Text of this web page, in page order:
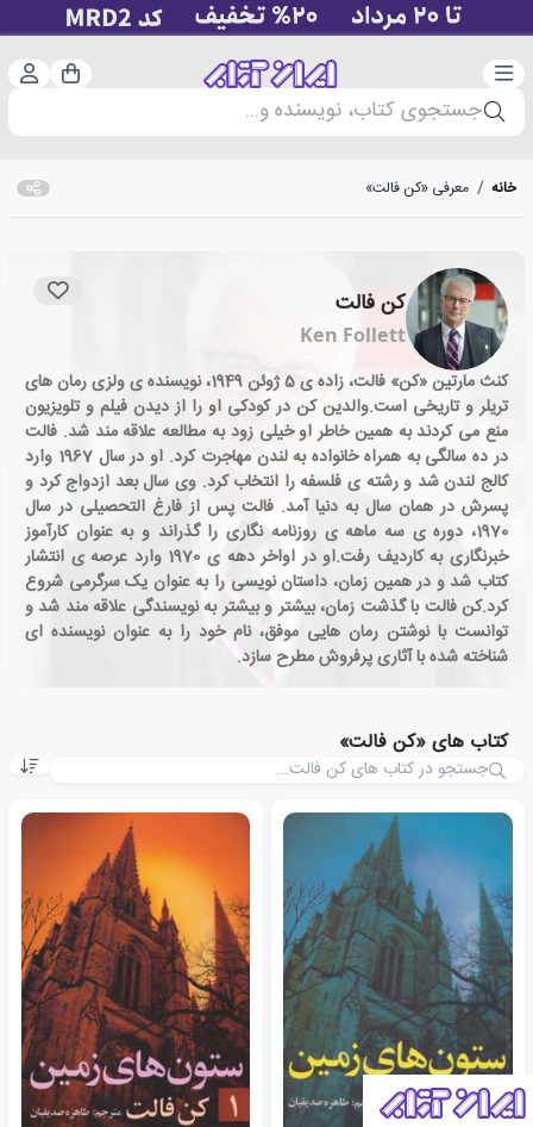
دسته‌بندی سبد
جستجوی کتاب، نویسنده و...
خانه / معرفی «کن فالت»
کن فالت
Ken Follett
کنث مارتین «کن» فالت، زاده ی 5 ژوئن 1949، نویسنده ی ولزی رمان های
تریلر و تاریخی است.والدین کن در کودکی او را از دیدن فیلم و تلویزیون
منع می کردند به همین خاطر او خیلی زود به مطالعه علاقه مند شد. فالت
در ده سالگی به همراه خانواده به لندن مهاجرت کرد. او در سال 1967 وارد
کالج لندن شد و رشته ی فلسفه را انتخاب کرد. وی سال بعد ازدواج کرد و
پسرش در همان سال به دنیا آمد. فالت پس از فارغ التحصیلی در سال
1970، دوره ی سه ماهه ی روزنامه نگاری را گذراند و به عنوان کارآموز
خبرنگاری به کاردیف رفت.او در اواخر دهه ی 1970 وارد عرصه ی انتشار
کتاب شد و در همین زمان، داستان نویسی را به عنوان یک سرگرمی شروع
کرد.کن فالت با گذشت زمان، بیشتر و بیشتر به نویسندگی علاقه مند شد و
توانست با نوشتن رمان هایی موفق، نام خود را به عنوان نویسنده ای
شناخته شده با آثاری پرفروش مطرح سازد.
کتاب های «کن فالت»